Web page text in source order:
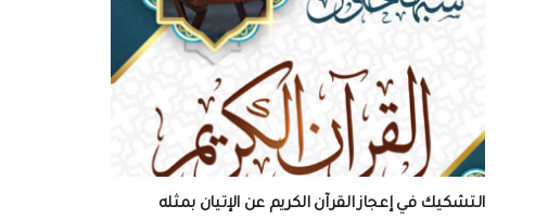
التشكيك في إعجاز القرآن الكريم عن الإتيان بمثله